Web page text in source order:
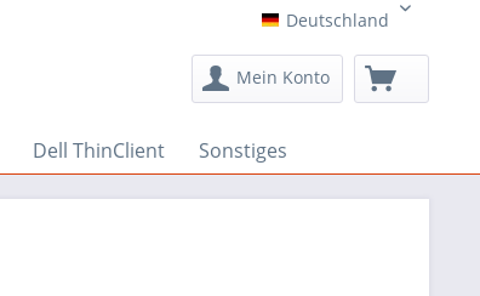
Deutschland
Deutschland
Mein Konto
Dell ThinClient Sonstiges